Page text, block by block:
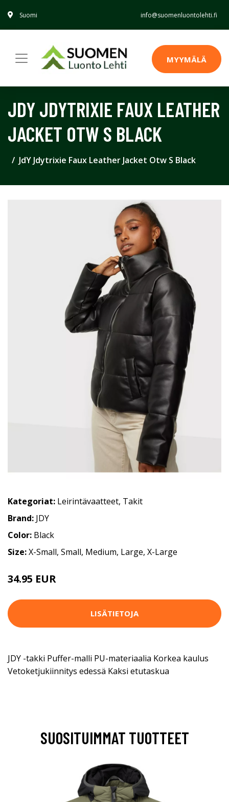
Suomi info@suomenluontolehti.fi
MYYMÄLÄ
JDY JDYTRIXIE FAUX LEATHER
JACKET OTW S BLACK
JdY Jdytrixie Faux Leather Jacket Otw S Black
Kategoriat: Leirintävaatteet, Takit
Brand: JDY
Color: Black
Size:X-Small, Small, Medium, Large, X-Large
34.95 EUR
LISÄTIETOJA
JDY -takki Puffer-malli PU-materiaalia Korkea kaulus
Vetoketjukiinnitys edessä Kaksi etutaskua
SUOSITUIMMAT TUOTTEET